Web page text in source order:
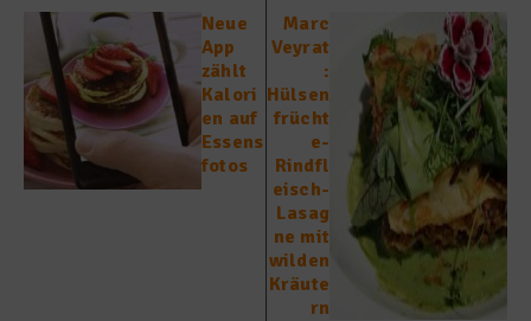
Neue
App
zählt
Kalori
en auf
Essens
fotos
Marc
Veyrat
:
Hülsen
frücht
e-
Rindfl
eisch-
Lasag
ne mit
wilden
Kräute
rn